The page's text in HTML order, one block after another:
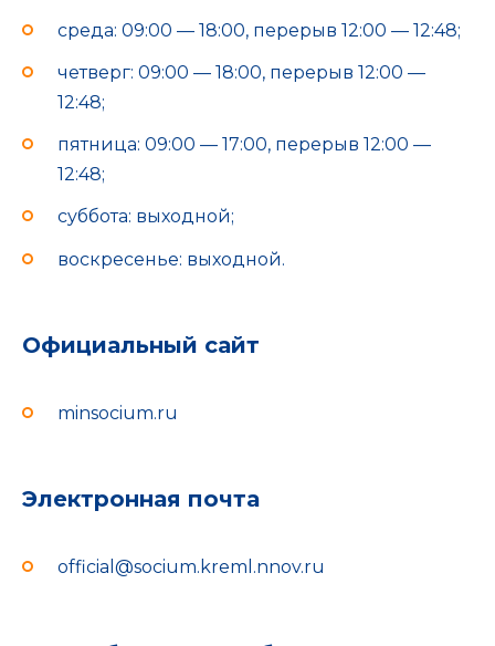
среда: 09:00 — 18:00, перерыв 12:00 — 12:48;
четверг: 09:00 — 18:00, перерыв 12:00 —
12:48;
пятница: 09:00 — 17:00, перерыв 12:00 —
12:48;
суббота: выходной;
воскресенье: выходной.
Официальный сайт
minsocium.ru
Электронная почта
official@socium.kreml.nnov.ru